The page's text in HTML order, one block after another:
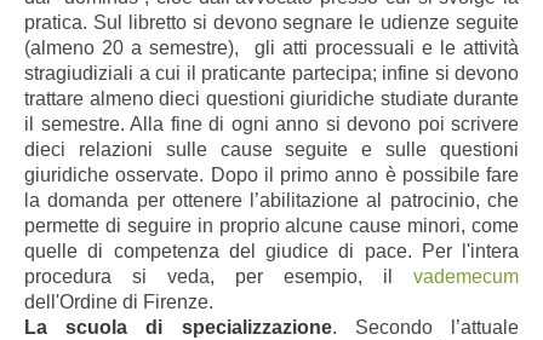
pratica. Sul libretto si devono segnare le udienze seguite
(almeno 20 a semestre),
gli atti processuali e le attività
stragiudiziali a cui il praticante partecipa; infine si devono
trattare almeno dieci questioni giuridiche studiate durante
il semestre. Alla fine di ogni anno si devono poi scrivere
dieci relazioni sulle cause seguite e sulle questioni
giuridiche osservate. Dopo il primo anno è possibile fare
la domanda per ottenere l’abilitazione al patrocinio, che
permette di seguire in proprio alcune cause minori, come
quelle di competenza del giudice di pace. Per l'intera
procedura si veda, per esempio, il vademecum
dell'Ordine di Firenze.
La scuola di specializzazione. Secondo l’attuale